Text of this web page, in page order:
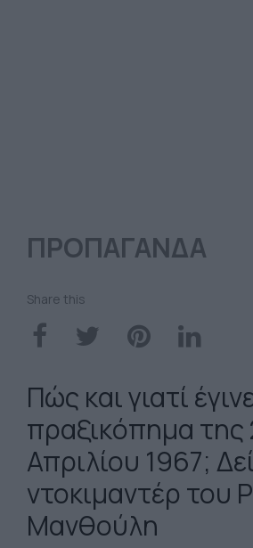
ΠΡΟΠΑΓΑΝΔΑ
Share this
Πώς και γιατί
πραξικόπημα της
Απριλίου 1967;
ντοκιμαντέρ του
Μανθούλη